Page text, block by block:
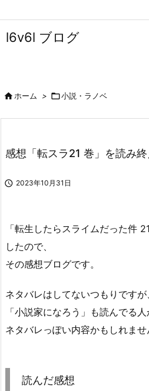
l6v6l ブログ
ホーム > 小説・ラノベ
感想「転スラ21 巻」を読み終
 2023年10月31日
「転生したらスライムだった件
したので、
その感想ブログです。
ネタバレはしてないつもりですが
「小説家になろう」も読んでる人
ネタバレっぽい内容かもしれませ
読んだ感想